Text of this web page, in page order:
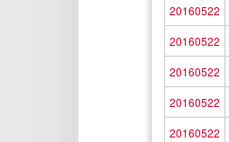
20160522
20160522
20160522
20160522
20160522